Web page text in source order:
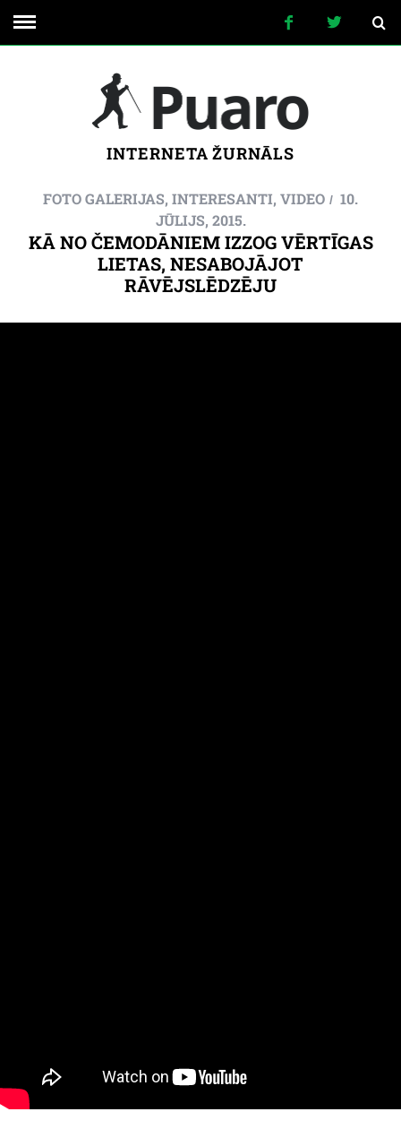
INTERNETA ŽURNĀLS
FOTO GALERIJAS, INTERESANTI, VIDEO
10.
JŪLIJS, 2015.
KĀ NO ČEMODĀNIEM IZZOG VĒRTĪGAS
LIETAS, NESABOJĀJOT
RĀVĒJSLĒDZĒJU